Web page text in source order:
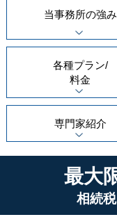
当事務所の強み
各種プラン/
料金
専門家紹介
最大
相続